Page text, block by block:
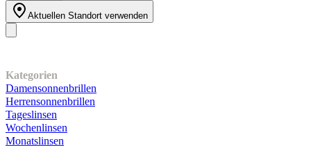
Aktuellen Standort verwenden
Kategorien
Damensonnenbrillen
Herrensonnenbrillen
Tageslinsen
Wochenlinsen
Monatslinsen